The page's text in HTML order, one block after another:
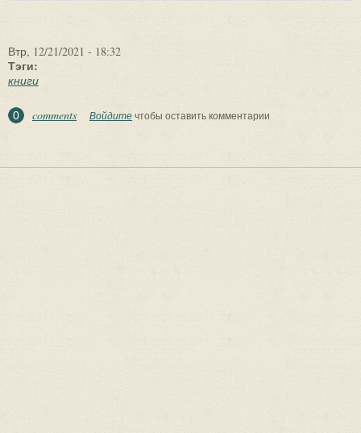
Втр, 12/21/2021 - 18:32
Тэги:
книги
0 comments Войдитечтобы оставить комментарии